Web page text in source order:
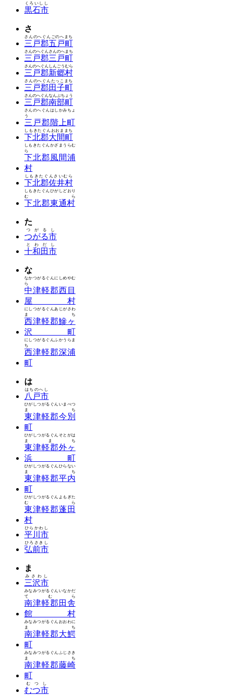
黒石市
くろいしし
さ
三戸郡五戸町
さんのへぐんごのへまち
三戸郡三戸町
さんのへぐんさんのへまち
三戸郡新郷村
さんのへぐんしんごうむら
三戸郡田子町
さんのへぐんたっこまち
三戸郡南部町
さんのへぐんなんぶちょう
三戸郡階上町
さんのへぐんはしかみちょ
う
下北郡大間町
しもきたぐんおおままち
下北郡風間浦
村
しもきたぐんかざまうらむ
ら
下北郡佐井村
しもきたぐんさいむら
下北郡東通村
しもきたぐんひがしどおり
むら
た
つがる市
つがるし
十和田市
とわだし
な
中津軽郡西目
屋村
なかつがるぐんにしめやむ
ら
西津軽郡鰺ヶ
沢町
にしつがるぐんあじがさわ
まち
西津軽郡深浦
町
にしつがるぐんふかうらま
ち
は
八戸市
はちのへし
東津軽郡今別
町
ひがしつがるぐんいまべつ
まち
東津軽郡外ヶ
浜町
ひがしつがるぐんそとがは
ままち
東津軽郡平内
町
ひがしつがるぐんひらない
まち
東津軽郡蓬田
村
ひがしつがるぐんよもぎた
むら
平川市
ひらかわし
弘前市
ひろさきし
ま
三沢市
みさわし
南津軽郡田舎
館村
みなみつがるぐんいなかだ
てむら
南津軽郡大鰐
町
みなみつがるぐんおおわに
まち
南津軽郡藤崎
町
みなみつがるぐんふじさき
まち
むつ市
むつし